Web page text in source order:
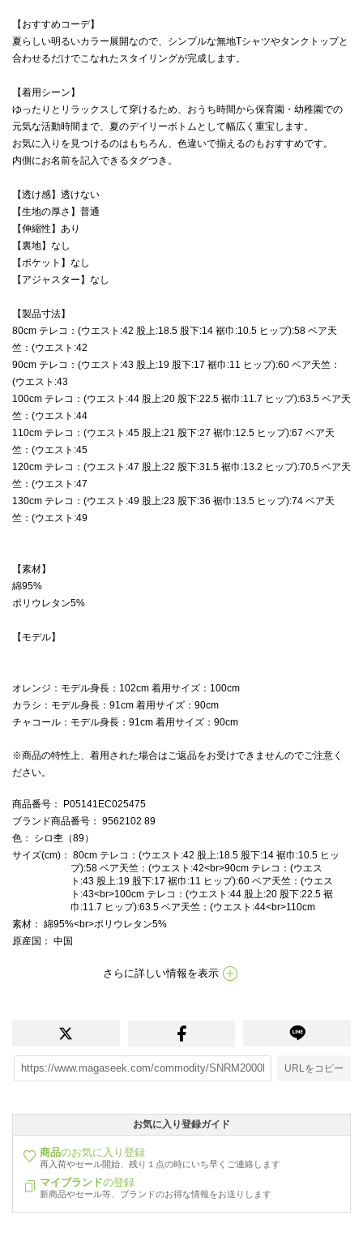
【おすすめコーデ】
夏らしい明るいカラー展開なので、シンプルな無地Tシャツやタンクトップと
合わせるだけでこなれたスタイリングが完成します。
【着用シーン】
ゆったりとリラックスして穿けるため、おうち時間から保育園・幼稚園での
元気な活動時間まで、夏のデイリーボトムとして幅広く重宝します。
お気に入りを見つけるのはもちろん、色違いで揃えるのもおすすめです。
内側にお名前を記入できるタグつき。
【透け感】透けない
【生地の厚さ】普通
【伸縮性】あり
【裏地】なし
【ポケット】なし
【アジャスター】なし
【製品寸法】
80cm テレコ：(ウエスト:42 股上:18.5 股下:14 裾巾:10.5 ヒップ):58 ベア天
竺：(ウエスト:42
90cm テレコ：(ウエスト:43 股上:19 股下:17 裾巾:11 ヒップ):60 ベア天竺：
(ウエスト:43
100cm テレコ：(ウエスト:44 股上:20 股下:22.5 裾巾:11.7 ヒップ):63.5 ベア天
竺：(ウエスト:44
110cm テレコ：(ウエスト:45 股上:21 股下:27 裾巾:12.5 ヒップ):67 ベア天
竺：(ウエスト:45
120cm テレコ：(ウエスト:47 股上:22 股下:31.5 裾巾:13.2 ヒップ):70.5 ベア天
竺：(ウエスト:47
130cm テレコ：(ウエスト:49 股上:23 股下:36 裾巾:13.5 ヒップ):74 ベア天
竺：(ウエスト:49
【素材】
綿95%
ポリウレタン5%
【モデル】
オレンジ：モデル身長：102cm 着用サイズ：100cm
カラシ：モデル身長：91cm 着用サイズ：90cm
チャコール：モデル身長：91cm 着用サイズ：90cm
※商品の特性上、着用された場合はご返品をお受けできませんのでご注意く
ださい。
商品番号 ： P05141EC025475
ブランド商品番号 ： 9562102 89
色 ： シロ杢（89）
サイズ(cm) ： 80cm テレコ：(ウエスト:42 股上:18.5 股下:14 裾巾:10.5 ヒッ
プ):58 ベア天竺：(ウエスト:42<br>90cm テレコ：(ウエス
ト:43 股上:19 股下:17 裾巾:11 ヒップ):60 ベア天竺：(ウエス
ト:43<br>100cm テレコ：(ウエスト:44 股上:20 股下:22.5 裾
巾:11.7 ヒップ):63.5 ベア天竺：(ウエスト:44<br>110cm
素材 ： 綿95%<br>ポリウレタン5%
原産国 ： 中国
さらに詳しい情報を表示
URLをコピー
お気に入り登録ガイド
商品のお気に入り登録
再入荷やセール開始、残り１点の時にいち早くご連絡します
マイブランドの登録
新商品やセール等、ブランドのお得な情報をお送りします